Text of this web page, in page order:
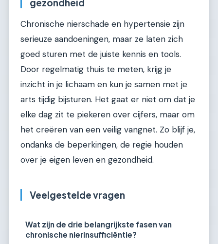
Chronische nierschade en hypertensie zijn
serieuze aandoeningen, maar ze laten zich
goed sturen met de juiste kennis en tools.
Door regelmatig thuis te meten, krijg je
inzicht in je lichaam en kun je samen met je
arts tijdig bijsturen. Het gaat er niet om dat je
elke dag zit te piekeren over cijfers, maar om
het creëren van een veilig vangnet. Zo blijf je,
ondanks de beperkingen, de regie houden
over je eigen leven en gezondheid.
Veelgestelde vragen
Wat zijn de drie belangrijkste fasen van
chronische nierinsufficiëntie?